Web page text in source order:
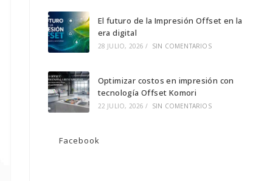
El futuro de la Impresión Offset en la
era digital
28 JULIO, 2026 / SIN COMENTARIOS
Optimizar costos en impresión con
tecnología Offset Komori
22 JULIO, 2026 / SIN COMENTARIOS
Facebook